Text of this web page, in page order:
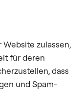
zulassen,
für deren
dass
und Spam-